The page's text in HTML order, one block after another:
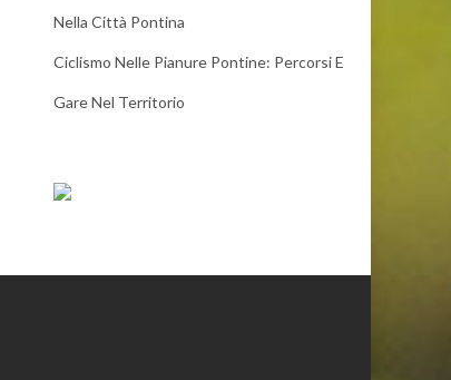
Nella Città Pontina
Ciclismo Nelle Pianure Pontine: Percorsi E
Gare Nel Territorio